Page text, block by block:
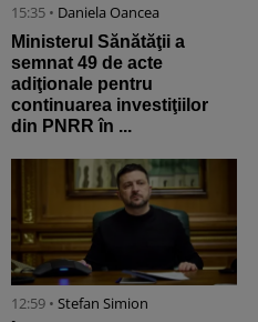
15:35 • Daniela Oancea
Ministerul Sănătăţii a
semnat 49 de acte
adiţionale pentru
continuarea investiţiilor
din PNRR în ...
12:59 • Stefan Simion